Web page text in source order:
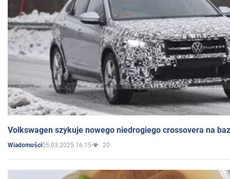
Volkswagen szykuje nowego niedrogiego crossovera na
Wiadomości05.03.2025 16:15 20